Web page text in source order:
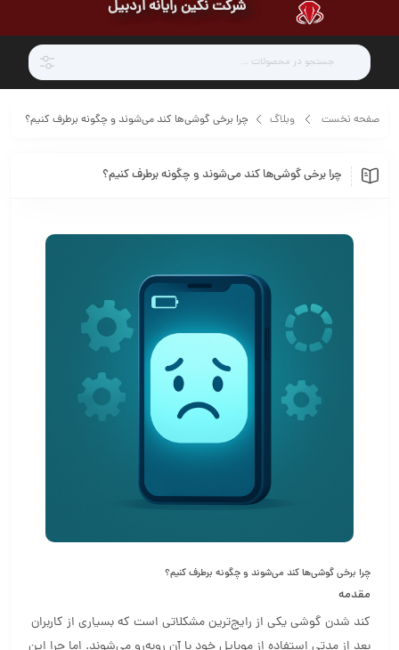
شرکت نگین رایانه اردبیل
صفحه نخست وبلاگ چرا برخی گوشی‌ها کند می‌شوند و چگونه برطرف کنیم؟
چرا برخی گوشی‌ها کند می‌شوند و چگونه برطرف کنیم؟
چرا برخی گوشی‌ها کند می‌شوند و چگونه برطرف کنیم؟
مقدمه
کند شدن گوشی یکی از رایج‌ترین مشکلاتی است که بسیاری از کاربران